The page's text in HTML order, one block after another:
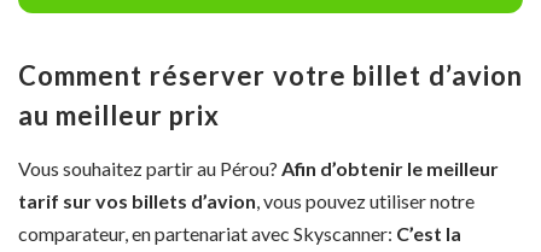
Comment réserver votre billet d’avion
au meilleur prix
Vous souhaitez partir au Pérou? Afin d’obtenir le meilleur
tarif sur vos billets d’avion, vous pouvez utiliser notre
comparateur, en partenariat avec Skyscanner: C’est la